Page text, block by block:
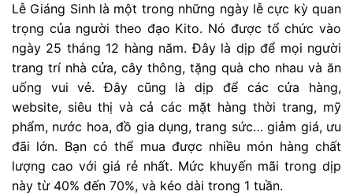
Lễ Giáng Sinh là một trong những ngày lễ cực kỳ quan
trọng của người theo đạo Kito. Nó được tổ chức vào
ngày 25 tháng 12 hàng năm. Đây là dịp để mọi người
trang trí nhà cửa, cây thông, tặng quà cho nhau và ăn
uống vui vẻ. Đây cũng là dịp để các cửa hàng,
website, siêu thị và cả các mặt hàng thời trang, mỹ
phẩm, nước hoa, đồ gia dụng, trang sức… giảm giá, ưu
đãi lớn. Bạn có thể mua được nhiều món hàng chất
lượng cao với giá rẻ nhất. Mức khuyến mãi trong dịp
này từ 40% đến 70%, và kéo dài trong 1 tuần.